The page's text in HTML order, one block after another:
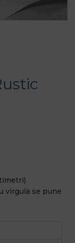
virgula se pune